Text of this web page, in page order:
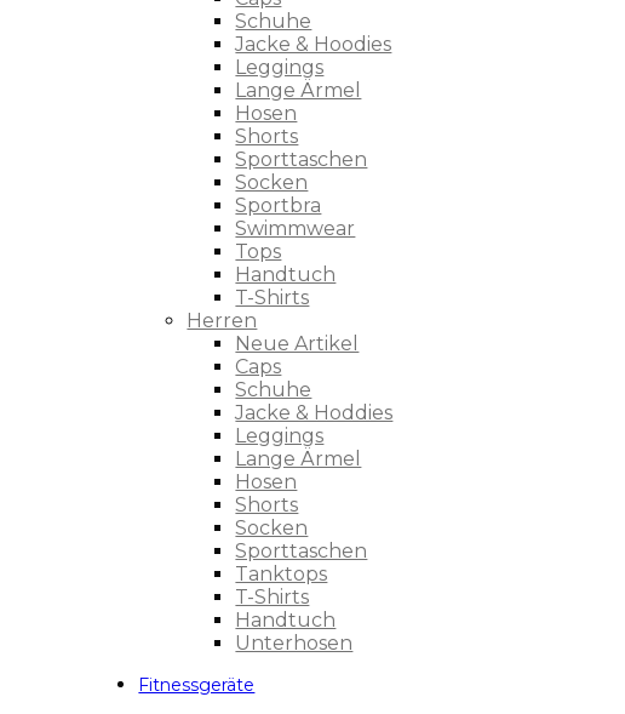
Schuhe
Jacke & Hoodies
Leggings
Lange Ärmel
Hosen
Shorts
Sporttaschen
Socken
Sportbra
Swimmwear
Tops
Handtuch
T-Shirts
Herren
Neue Artikel
Caps
Schuhe
Jacke & Hoddies
Leggings
Lange Ärmel
Hosen
Shorts
Socken
Sporttaschen
Tanktops
T-Shirts
Handtuch
Unterhosen
Fitnessgeräte